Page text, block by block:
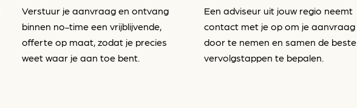
Verstuur je aanvraag en ontvang
binnen no-time een vrijblijvende,
offerte op maat, zodat je precies
weet waar je aan toe bent.
Een adviseur uit jouw regio neemt
contact met je op om je aanvraag
door te nemen en samen de beste
vervolgstappen te bepalen.